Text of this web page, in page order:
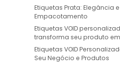
Etiquetas Prata: Elegância
Empacotamento
Etiquetas VOID
transforma seu produto
Etiquetas VOID
Seu Negócio e Produtos